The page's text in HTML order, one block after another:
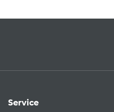
Service